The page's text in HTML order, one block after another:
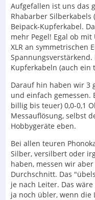
Aufgefallen ist uns das
Rhabarber Silberkabels
Beipack-Kupferkabel.
mehr Pegel! Egal ob
XLR an symmetrischen
Spannungsverstärkend.
Kupferkabeln (auch ein
Darauf hin haben wir 3
und einfach gemessen.
billig bis teuer) 0,0-0,1
Messauflösung, selbst
Hobbygeräte eben.
Bei allen teuren
Silber, versilbert oder
haben, messen wir
Durchschnitt. Das
je nach Leiter. Das
ja noch übler, wenn die